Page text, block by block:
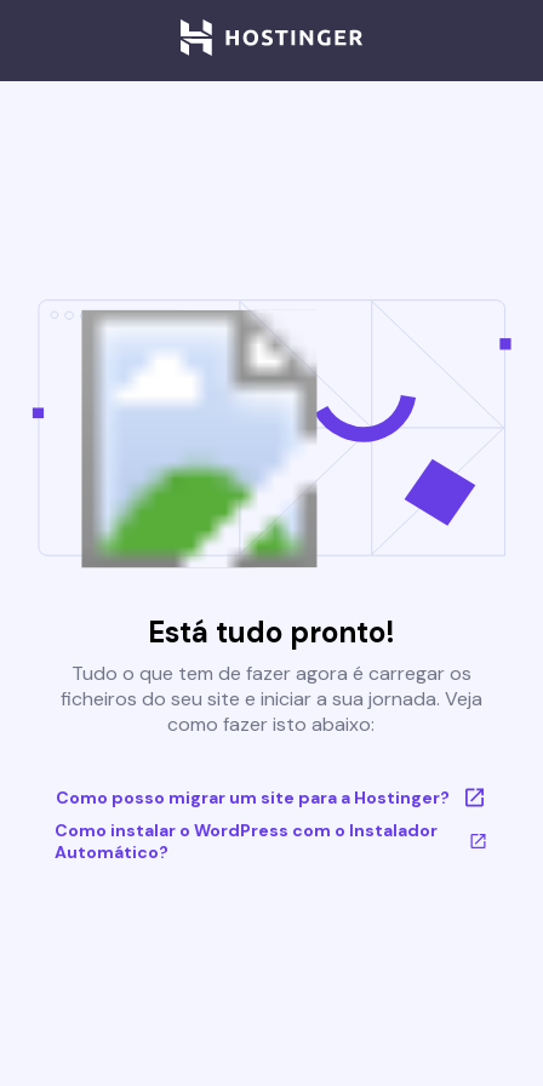
Está tudo pronto!
Tudo o que tem de fazer agora é carregar os
ficheiros do seu site e iniciar a sua jornada. Veja
como fazer isto abaixo:
Como posso migrar um site para a Hostinger?
Como instalar o WordPress com o Instalador
Automático?